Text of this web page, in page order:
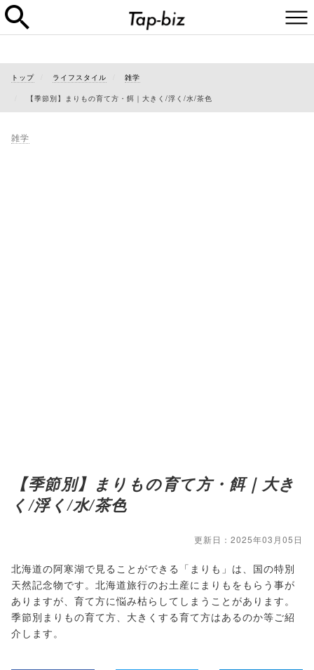
トップ ライフスタイル 雑学
【季節別】まりもの育て方・餌｜大きく/浮く/水/茶色
雑学
【季節別】まりもの育て方・餌｜大き
く/浮く/水/茶色
更新日：2025年03月05日
北海道の阿寒湖で見ることができる「まりも」は、国の特別
天然記念物です。北海道旅行のお土産にまりもをもらう事が
ありますが、育て方に悩み枯らしてしまうことがあります。
季節別まりもの育て方、大きくする育て方はあるのか等ご紹
介します。